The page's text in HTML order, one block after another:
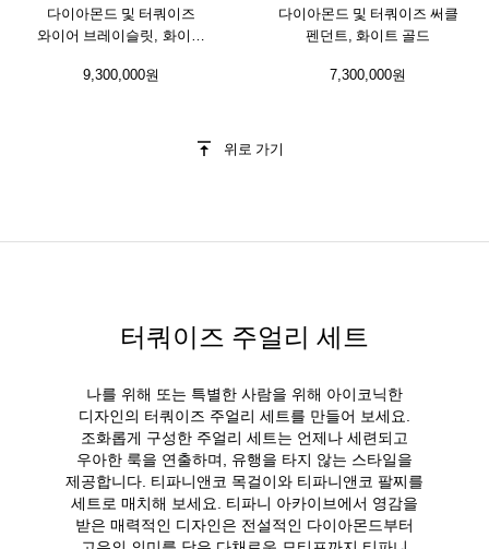
다이아몬드 및 터쿼이즈
와이어 브레이슬릿, 화이트
9,300,000원
다이아몬드 및 터쿼이즈 써클
펜던트, 화이트 골드
7,300,000원
위로 가기
터쿼이즈 주얼리 세트
나를 위해 또는 특별한 사람을 위해 아이코닉한
디자인의 터쿼이즈 주얼리 세트를 만들어 보세요.
조화롭게 구성한 주얼리 세트는 언제나 세련되고
우아한 룩을 연출하며, 유행을 타지 않는 스타일을
제공합니다. 티파니앤코 목걸이와 티파니앤코 팔찌를
세트로 매치해 보세요. 티파니 아카이브에서 영감을
받은 매력적인 디자인은 전설적인 다이아몬드부터